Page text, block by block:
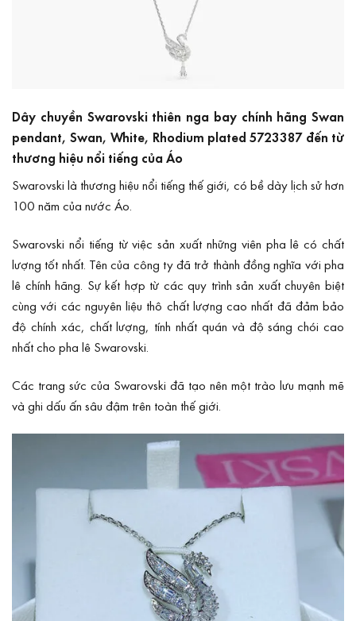
Dây chuyền Swarovski thiên nga bay chính hãng Swan
pendant, Swan, White, Rhodium plated 5723387 đến từ
thương hiệu nổi tiếng của Áo
Swarovski là thương hiệu nổi tiếng thế giới, có bề dày lịch sử hơn
100 năm của nước Áo.
Swarovski nổi tiếng từ việc sản xuất những viên pha lê có chất
lượng tốt nhất. Tên của công ty đã trở thành đồng nghĩa với pha
lê chính hãng. Sự kết hợp từ các quy trình sản xuất chuyên biệt
cùng với các nguyên liệu thô chất lượng cao nhất đã đảm bảo
độ chính xác, chất lượng, tính nhất quán và độ sáng chói cao
nhất cho pha lê Swarovski.
Các trang sức của Swarovski đã tạo nên một trào lưu mạnh mẽ
và ghi dấu ấn sâu đậm trên toàn thế giới.